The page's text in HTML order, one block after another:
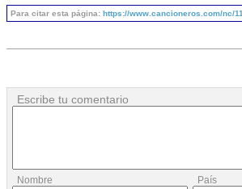
Para citar esta página: https://www.cancioneros.com/nc/
Escribe tu comentario
Nombre País